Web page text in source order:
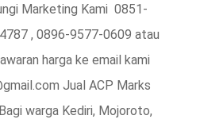
Marketing Kami 0851-
, 0896-9577-0609 atau
harga ke email kami
Jual ACP Marks
warga Kediri, Mojoroto,